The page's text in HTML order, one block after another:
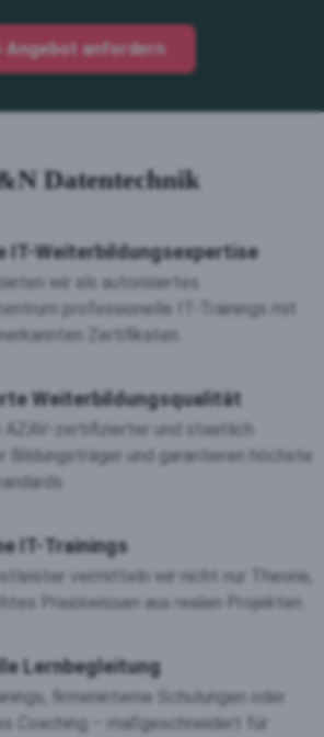
Angebot anfordern
Datentechnik
IT-Weiterbildungsexpertise
wir als autorisiertes
professionelle IT-Trainings mit
Zertifikaten.
Weiterbildungsqualität
AZAV-zertifizierter und staatlich
Bildungsträger und garantieren höchste
IT-Trainings
vermitteln wir nicht nur Theorie,
Praxiswissen aus realen Projekten.
Lernbegleitung
firmeninterne Schulungen oder
Coaching – maßgeschneidert für